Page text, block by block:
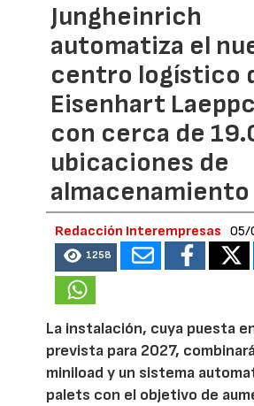
Jungheinrich
automatiza el
centro logístico
Eisenhart
con cerca de
ubicaciones de
almacenamiento
Redacción Interempresas 05/
1258
La instalación, cuya puesta
prevista para 2027,
miniload y un sistema
palets con el objetivo de